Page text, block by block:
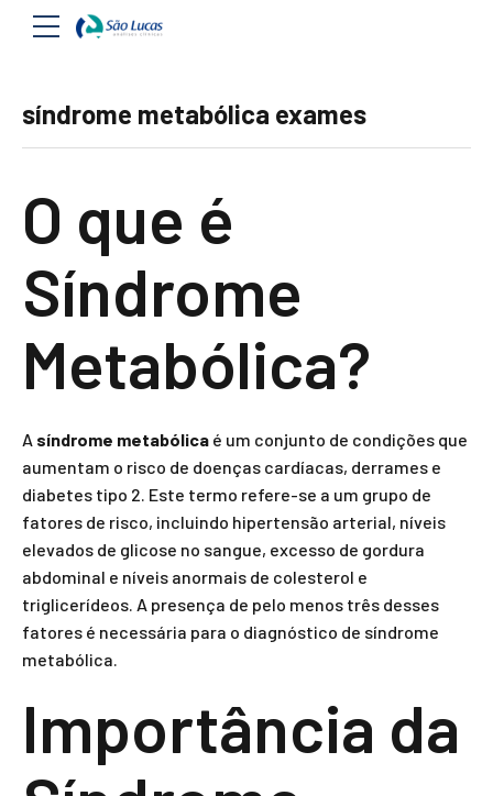
síndrome metabólica exames
O que é
Síndrome
Metabólica?
A síndrome metabólica é um conjunto de condições que
aumentam o risco de doenças cardíacas, derrames e
diabetes tipo 2. Este termo refere-se a um grupo de
fatores de risco, incluindo hipertensão arterial, níveis
elevados de glicose no sangue, excesso de gordura
abdominal e níveis anormais de colesterol e
triglicerídeos. A presença de pelo menos três desses
fatores é necessária para o diagnóstico de síndrome
metabólica.
Importância da